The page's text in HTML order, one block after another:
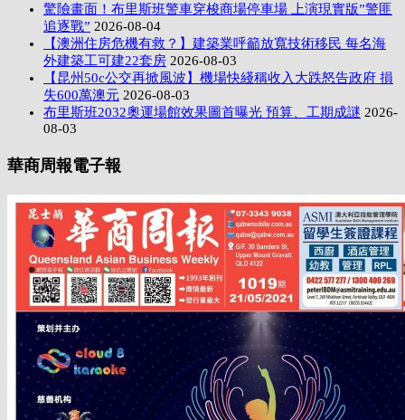
驚險畫面！布里斯班警車穿梭商場停車場 上演現實版”警匪
追逐戰” 2026-08-04
【澳洲住房危機有救？】建築業呼籲放寬技術移民 每名海
外建築工可建22套房 2026-08-03
【昆州50c公交再掀風波】機場快綫稱收入大跌怒告政府 損
失600萬澳元 2026-08-03
布里斯班2032奧運場館效果圖首曝光 預算、工期成謎 2026-
08-03
華商周報電子報